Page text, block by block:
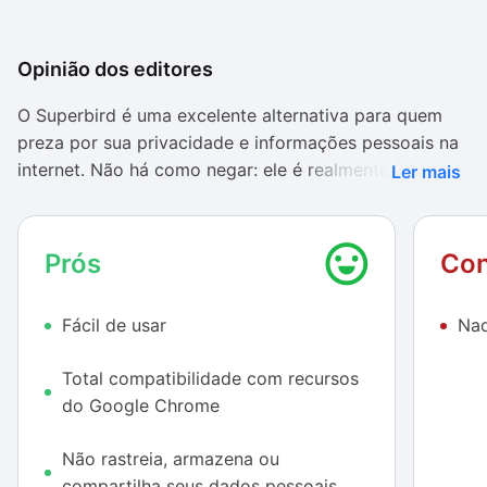
Opinião dos editores
O Superbird é uma excelente alternativa para quem
preza por sua privacidade e informações pessoais na
internet. Não há como negar: ele é realmente fiel ao
semelhante ao software original. Em nossos testes
(realizados com a ferramenta de benchmark Octane
2.0), o Superbird alcançou 2645 pontos, um número
páginas ou falhas que tirem o brilho do navegador
que, cada vez mais, se mostra uma excelente opção
seja um pouco mais seguro.
Ler mais
Prós
Fácil de usar
Total compatibilidade com recursos
do Google Chrome
Não rastreia, armazena ou